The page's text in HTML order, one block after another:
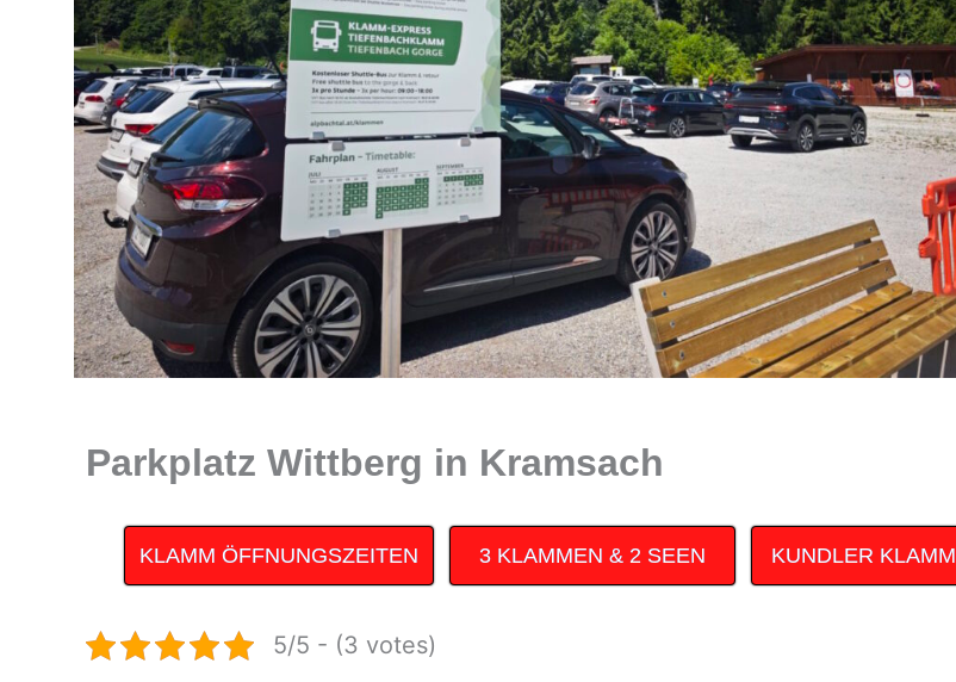
Parkplatz Wittberg in Kramsach
KLAMM ÖFFNUNGSZEITEN 3 KLAMMEN & 2 SEEN KUNDLER KLAMM
5/5 - (3 votes)